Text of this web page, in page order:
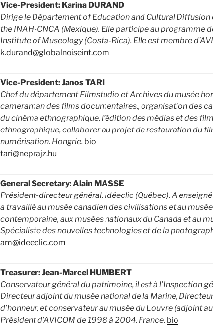
Vice-President: Karina DURAND
Dirige le Département of Education and Cultural
the INAH-CNCA (Mexique). Elle participe au programme
Institute of Museology (Costa-Rica). Elle est membre
k.durand@globalnoiseint.com
Vice-President: Janos TARI
Chef du département Filmstudio et Archives du musée
cameraman des films documentaires,, organisation des
du cinéma ethnographique, l’édition des médias et des
ethnographique, collaborer au projet de restauration du
numérisation. Hongrie. bio
tari@neprajz.hu
General Secretary: Alain MASSE
Président-directeur général, Idéeclic (Québec). A
a travaillé au musée canadien des civilisations et au
contemporaine, aux musées nationaux du Canada et au
Spécialiste des nouvelles technologies et de la
am@ideeclic.com
Treasurer: Jean-Marcel HUMBERT
Conservateur général du patrimoine, il est à l’Inspection
Directeur adjoint du musée national de la Marine,
d’honneur, et conservateur au musée du Louvre (adjoint
Président d’AVICOM de 1998 à 2004. France. bio